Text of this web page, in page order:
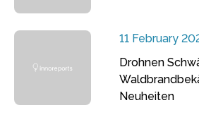
11 February
Drohnen
Neuheiten